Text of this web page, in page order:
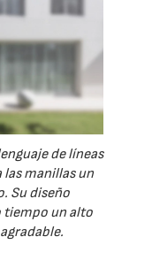
de líneas
las manillas un
Su diseño
tiempo un alto